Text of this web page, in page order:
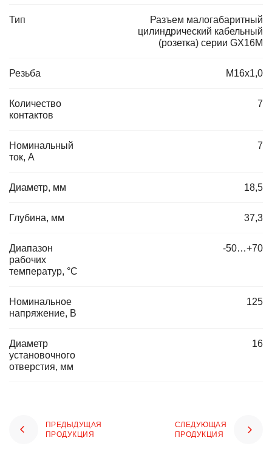
Тип
Разъем малогабаритный
цилиндрический кабельный
(розетка) серии GX16M
Резьба M16x1,0
Количество
контактов
7
Номинальный
ток, А
7
Диаметр, мм 18,5
Глубина, мм 37,3
Диапазон
рабочих
температур, °C
-50…+70
Номинальное
напряжение, В
125
Диаметр
установочного
отверстия, мм
16
ПРЕДЫДУЩАЯ
ПРОДУКЦИЯ
СЛЕДУЮЩАЯ
ПРОДУКЦИЯ